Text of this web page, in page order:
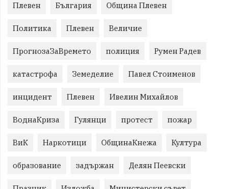
Плевен България Община Плевен
Политика Плевен Величие
ПрогнозаЗаВремето полиция Румен Радев
катастрофа Земеделие Павел Стоименов
инцидент Плевен Ивелин Михайлов
ВоднаКриза Гулянци протест пожар
ВиК Наркотици ОбщинаКнежа Култура
образование задържан Делян Пеевски